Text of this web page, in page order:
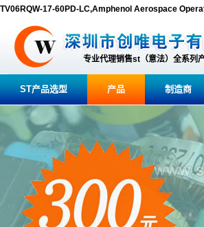
TV06RQW-17-60PD-LC,Amphenol Aerospace
专业代理销售st（意法）全系列
ST产品选型 产品 制造商